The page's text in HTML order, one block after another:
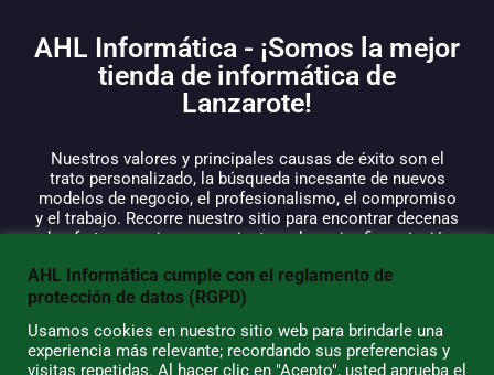
AHL Informática - ¡Somos la mejor
tienda de informática de
Lanzarote!
Nuestros valores y principales causas de éxito son el
trato personalizado, la búsqueda incesante de nuevos
modelos de negocio, el profesionalismo, el compromiso
y el trabajo. Recorre nuestro sitio para encontrar decenas
de ofertas, precios convenientes y la mejor financiación
reparación con piezas en stock en nuestros almacenes
de productos Apple, BQ, Samsung, Acer, HP, Toshiba, a los
buscas buenos ordenadores portátiles,¡has llegado al
lugar indicado!
AHL Informática cumple con el reglamento de
protección de datos (RGPD)
Usamos cookies en nuestro sitio web para brindarle una
experiencia más relevante; recordando sus preferencias y
visitas repetidas. Al hacer clic en "Acepto", usted aprueba el